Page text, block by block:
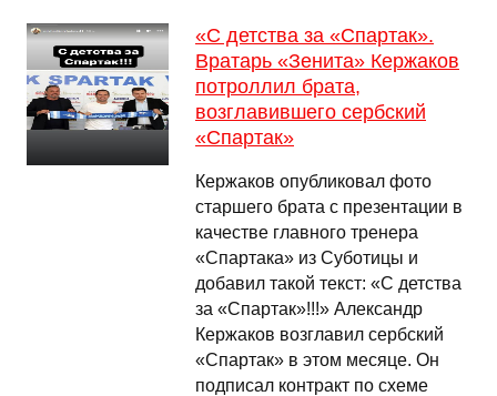
«С детства за «Спартак».
Вратарь «Зенита» Кержаков
потроллил брата,
возглавившего сербский
«Спартак»
Кержаков опубликовал фото
старшего брата с презентации в
качестве главного тренера
«Спартака» из Суботицы и
добавил такой текст: «С детства
за «Спартак»!!!» Александр
Кержаков возглавил сербский
«Спартак» в этом месяце. Он
подписал контракт по схеме